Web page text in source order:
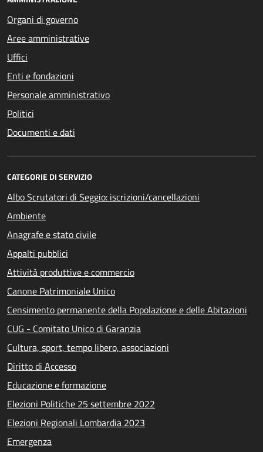
Organi di governo
Aree amministrative
Uffici
Enti e fondazioni
Personale amministrativo
Politici
Documenti e dati
CATEGORIE DI SERVIZIO
Albo Scrutatori di Seggio: iscrizioni/cancellazioni
Ambiente
Anagrafe e stato civile
Appalti pubblici
Attività produttive e commercio
Canone Patrimoniale Unico
Censimento permanente della Popolazione e delle Abitazioni
CUG - Comitato Unico di Garanzia
Cultura, sport, tempo libero, associazioni
Diritto di Accesso
Educazione e formazione
Elezioni Politiche 25 settembre 2022
Elezioni Regionali Lombardia 2023
Emergenza